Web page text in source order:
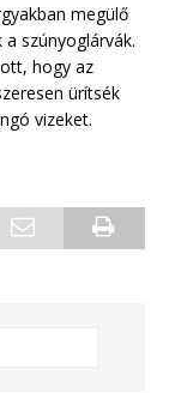
megülő
szúnyoglárvák.
hogy az
ürítsék
vizeket.